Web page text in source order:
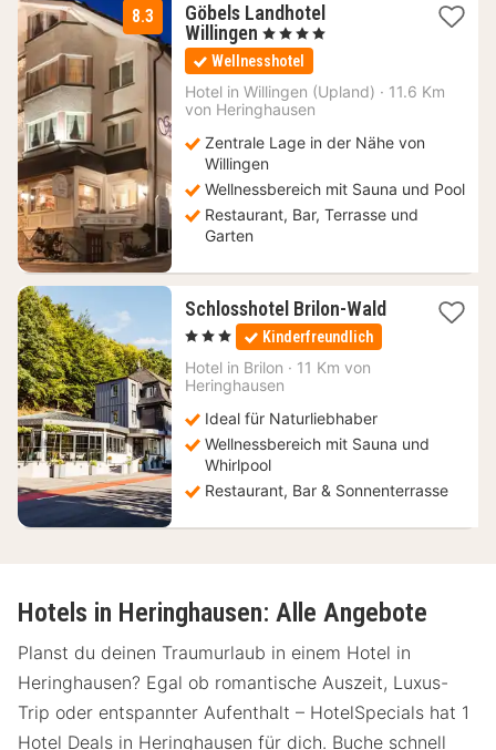
8.3
Göbels Landhotel
Willingen 1
Nacht
ab
175
€
, 4 Sterne
Wellnesshotel
Hotel in Willingen (Upland) · 11.6 Km
von Heringhausen
Zentrale Lage in der Nähe von
Willingen
Wellnessbereich mit Sauna und Pool
Restaurant, Bar, Terrasse und
Garten
Schlosshotel Brilon-Wald1
, 3 Sterne Kinderfreundlich
Hotel in Brilon · 11 Km von
Heringhausen
Ideal für Naturliebhaber
Wellnessbereich mit Sauna und
Whirlpool
Restaurant, Bar & Sonnenterrasse
Hotels in Heringhausen: Alle Angebote
Planst du deinen Traumurlaub in einem Hotel in
Heringhausen? Egal ob romantische Auszeit, Luxus-
Trip oder entspannter Aufenthalt – HotelSpecials hat 1
Hotel Deals in Heringhausen für dich. Buche schnell